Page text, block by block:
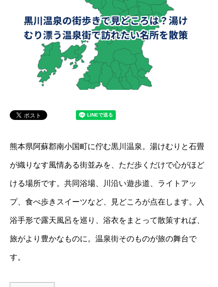
熊本県阿蘇郡南小国町に佇む黒川温泉。湯けむりと石畳
が織りなす風情ある街並みを、ただ歩くだけで心がほど
ける場所です。共同浴場、川沿い遊歩道、ライトアッ
プ、食べ歩きスイーツなど、見どころが点在します。入
浴手形で露天風呂を巡り、浴衣をまとって散策すれば、
旅がより豊かなものに。温泉街そのものが旅の舞台で
す。